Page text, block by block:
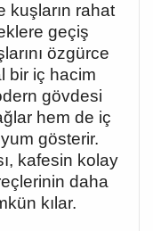
kuşların rahat
geçiş
özgürce
bir iç hacim
gövdesi
hem de iç
gösterir.
kafesin kolay
daha
kılar.